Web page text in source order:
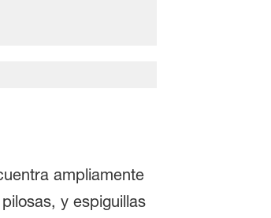
ampliamente
y espiguillas